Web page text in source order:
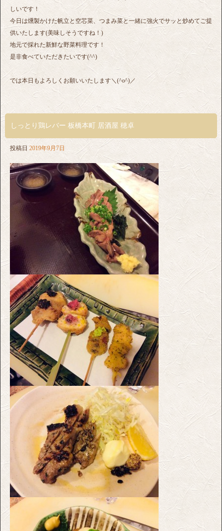
しいです！
今日は燻製かけた帆立と空芯菜、つまみ菜と一緒に強火でサッと炒めてご提
供いたします(美味しそうですね！)
地元で採れた新鮮な野菜料理です！
是非食べていただきたいです(^^)
では本日もよろしくお願いいたします＼(^o^)／
しっとり鶏レバー 板橋本町 居酒屋 穂卓
投稿日 2019年9月7日